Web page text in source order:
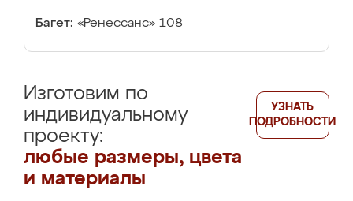
Багет: «Ренессанс» 108
Изготовим по
индивидуальному
проекту:
любые размеры, цвета
и материалы
УЗНАТЬ
ПОДРОБНОСТИ